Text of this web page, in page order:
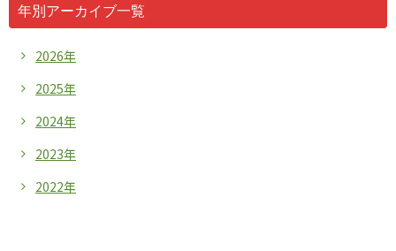
年別アーカイブ一覧
2026年
2025年
2024年
2023年
2022年